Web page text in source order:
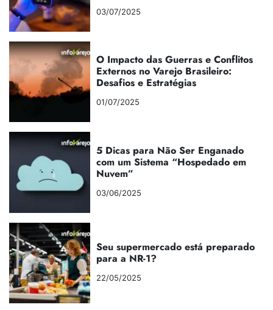
03/07/2025
O Impacto das Guerras e Conflitos
Externos no Varejo Brasileiro:
Desafios e Estratégias
01/07/2025
5 Dicas para Não Ser Enganado
com um Sistema “Hospedado em
Nuvem”
03/06/2025
Seu supermercado está preparado
para a NR-1?
22/05/2025